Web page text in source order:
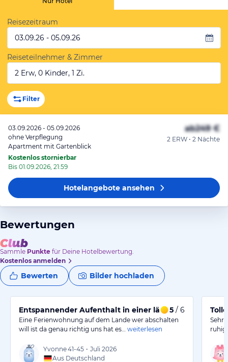
Reisezeitraum
03.09.26 - 05.09.26
Reiseteilnehmer & Zimmer
2 Erw, 0 Kinder, 1 Zi.
Filter
03.09.2026 - 05.09.2026
ohne Verpflegung
Apartment mit Gartenblick
Kostenlos stornierbar
Bis 01.09.2026, 21:59
ab249 €
2 ERW • 2 Nächte
Hotelangeboteansehen
Bewertungen
Sammle Punkte für Deine Hotelbewertung.
Kostenlos anmelden
Bewerten Bilder hochladen
Entspannender Aufenthalt in einer ländlichen
5 / 6
Eine Ferienwohnung auf dem Lande wer abschalten
will ist da genau richtig uns hat es…
weiterlesen
Yvonne41-45 • Juli 2026
Aus Deutschland
Sehr